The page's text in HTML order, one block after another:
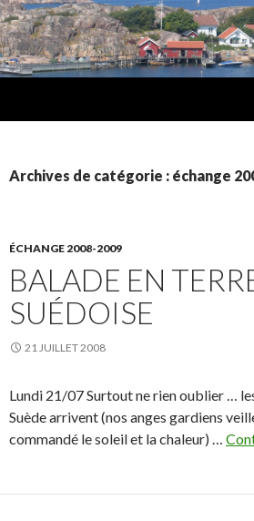
Archives de catégorie : échange
ÉCHANGE 2008-2009
BALADE EN
SUÉDOISE
21 JUILLET 2008
Lundi 21/07 Surtout ne rien oublier …
Suède arrivent (nos anges gardiens
commandé le soleil et la chaleur) …